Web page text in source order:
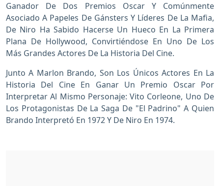
Ganador De Dos Premios Oscar Y Comúnmente
Asociado A Papeles De Gánsters Y Líderes De La Mafia,
De Niro Ha Sabido Hacerse Un Hueco En La Primera
Plana De Hollywood, Convirtiéndose En Uno De Los
Más Grandes Actores De La Historia Del Cine.
Junto A Marlon Brando, Son Los Únicos Actores En La
Historia Del Cine En Ganar Un Premio Oscar Por
Interpretar Al Mismo Personaje: Vito Corleone, Uno De
Los Protagonistas De La Saga De "El Padrino" A Quien
Brando Interpretó En 1972 Y De Niro En 1974.